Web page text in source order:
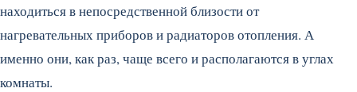
находиться в непосредственной близости от
нагревательных приборов и радиаторов отопления. А
именно они, как раз, чаще всего и располагаются в углах
комнаты.